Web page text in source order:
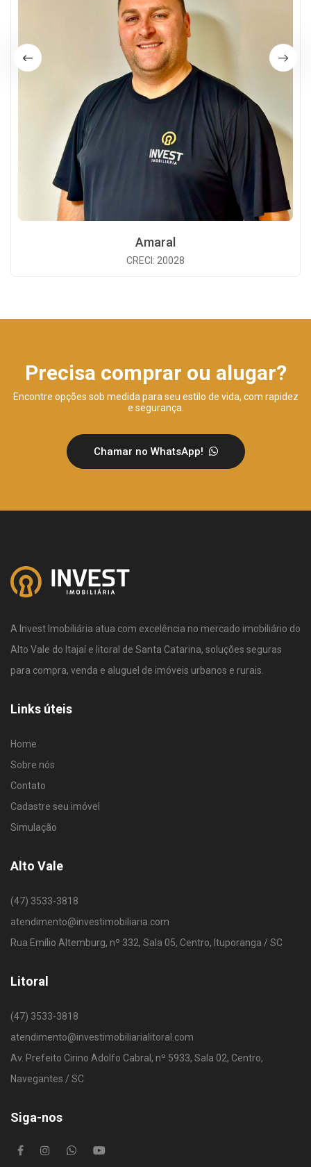
Amaral
CRECI: 20028
Precisa comprar ou alugar?
Encontre opções sob medida para seu estilo de vida, com rapidez
e segurança.
Chamar no WhatsApp!
A Invest Imobiliária atua com excelência no mercado imobiliário do
Alto Vale do Itajaí e litoral de Santa Catarina, soluções seguras
para compra, venda e aluguel de imóveis urbanos e rurais.
Links úteis
Home
Sobre nós
Contato
Cadastre seu imóvel
Simulação
Alto Vale
(47) 3533-3818
atendimento@investimobiliaria.com
Rua Emílio Altemburg, nº 332, Sala 05, Centro, Ituporanga / SC
Litoral
(47) 3533-3818
atendimento@investimobiliarialitoral.com
Av. Prefeito Cirino Adolfo Cabral, nº 5933, Sala 02, Centro,
Navegantes / SC
Siga-nos